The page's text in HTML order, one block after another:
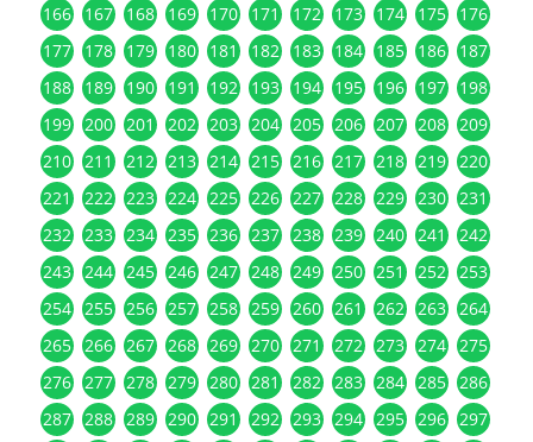
166 167 168 169 170 171 172 173 174 175 176
177 178 179 180 181 182 183 184 185 186 187
188 189 190 191 192 193 194 195 196 197 198
199 200 201 202 203 204 205 206 207 208 209
210 211 212 213 214 215 216 217 218 219 220
221 222 223 224 225 226 227 228 229 230 231
232 233 234 235 236 237 238 239 240 241 242
243 244 245 246 247 248 249 250 251 252 253
254 255 256 257 258 259 260 261 262 263 264
265 266 267 268 269 270 271 272 273 274 275
276 277 278 279 280 281 282 283 284 285 286
287 288 289 290 291 292 293 294 295 296 297